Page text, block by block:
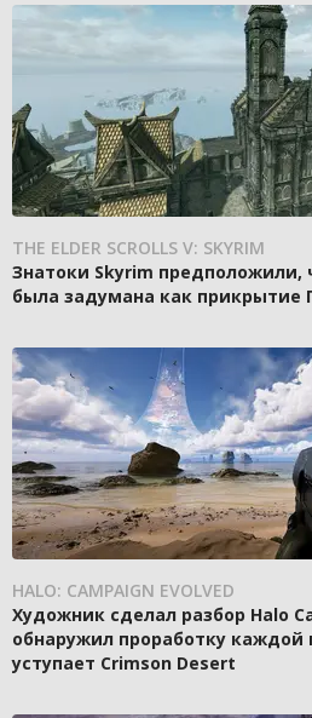
THE ELDER SCROLLS V: SKYRIM
Знатоки Skyrim предположили,
была задумана как прикрытие
HALO: CAMPAIGN EVOLVED
Художник сделал разбор Halo
обнаружил проработку каждой
уступает Crimson Desert